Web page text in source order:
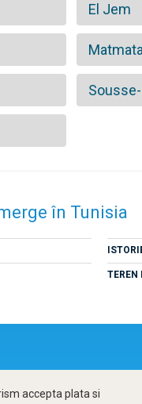
El Jem
în Tunisia
TEREN
accepta plata si